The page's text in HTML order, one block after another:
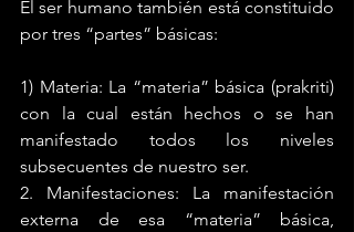
El ser humano también está constituido
por tres “partes” básicas:
1) Materia: La “materia” básica (prakriti)
con la cual están hechos o se han
manifestado todos los niveles
subsecuentes de nuestro ser.
2. Manifestaciones: La manifestación
externa de esa “materia” básica,